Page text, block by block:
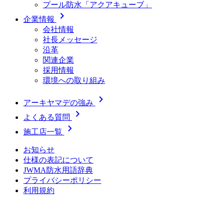
プール防水「アクアキューブ」
企業情報
chevron_right
会社情報
社長メッセージ
沿革
関連企業
採用情報
環境への取り組み
アーキヤマデの強み chevron_right
よくある質問 chevron_right
施工店一覧 chevron_right
お知らせ
仕様の表記について
JWMA防水用語辞典
プライバシーポリシー
利用規約